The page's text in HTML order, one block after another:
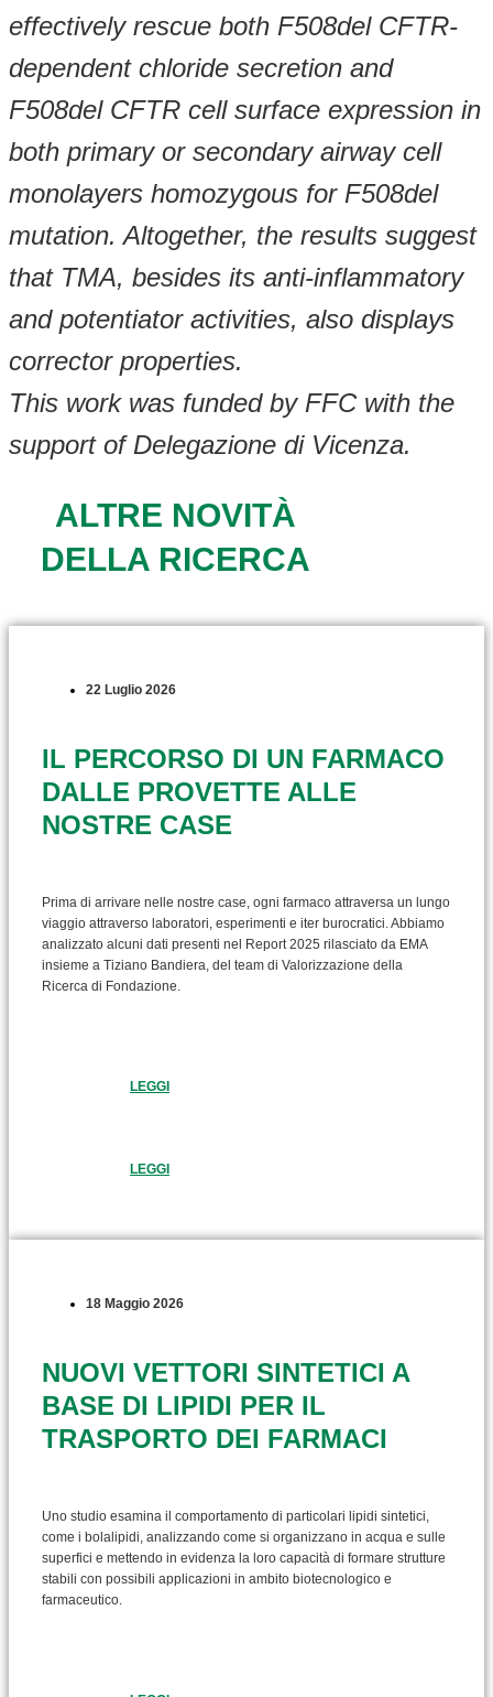
effectively rescue both F508del CFTR-
dependent chloride secretion and
F508del CFTR cell surface expression in
both primary or secondary airway cell
monolayers homozygous for F508del
mutation. Altogether, the results suggest
that TMA, besides its anti-inflammatory
and potentiator activities, also displays
corrector properties.
This work was funded by FFC with the
support of Delegazione di Vicenza.
ALTRE NOVITÀ
DELLA RICERCA
22 Luglio 2026
IL PERCORSO DI UN FARMACO
DALLE PROVETTE ALLE
NOSTRE CASE
Prima di arrivare nelle nostre case, ogni farmaco attraversa un lungo
viaggio attraverso laboratori, esperimenti e iter burocratici. Abbiamo
analizzato alcuni dati presenti nel Report 2025 rilasciato da EMA
insieme a Tiziano Bandiera, del team di Valorizzazione della
Ricerca di Fondazione.
LEGGI
LEGGI
18 Maggio 2026
NUOVI VETTORI SINTETICI A
BASE DI LIPIDI PER IL
TRASPORTO DEI FARMACI
Uno studio esamina il comportamento di particolari lipidi sintetici,
come i bolalipidi, analizzando come si organizzano in acqua e sulle
superfici e mettendo in evidenza la loro capacità di formare strutture
stabili con possibili applicazioni in ambito biotecnologico e
farmaceutico.